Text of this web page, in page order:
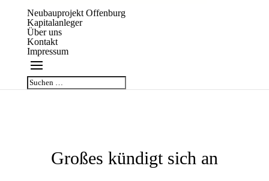
Neubauprojekt Offenburg
Kapitalanleger
Über uns
Kontakt
Impressum
Großes kündigt sich an